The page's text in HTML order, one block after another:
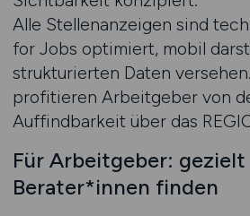
Alle Stellenanzeigen sind
for Jobs optimiert, mobil
strukturierten Daten
profitieren Arbeitgeber von
Auffindbarkeit über das
Für Arbeitgeber:
Berater*innen finden